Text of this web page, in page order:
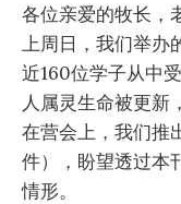
各位亲爱的牧长，
上周日，我们举办
近160位学子从中
人属灵生命被更新
在营会上，我们推
件）， 盼望透过本
情形。